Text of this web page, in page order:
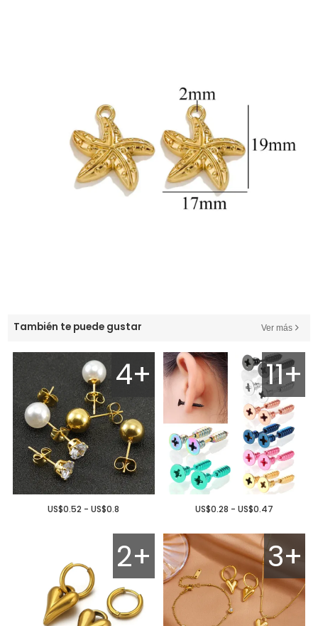
También te puede gustar Ver más
4+
US$0.52 - US$0.8
11+
US$0.28 - US$0.47
2+ 3+